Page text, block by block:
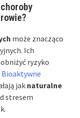
może znacząco
Ich
ryzyko
Bioaktywne
jaknaturalne
stresem